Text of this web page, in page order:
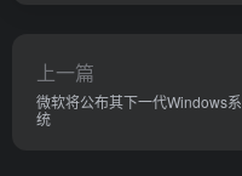
上一篇
微软将公布其下一代Windows系
统